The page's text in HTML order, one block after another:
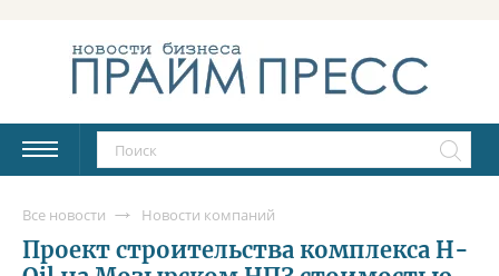
Все новости Новости компаний
Проект строительства комплекса H-